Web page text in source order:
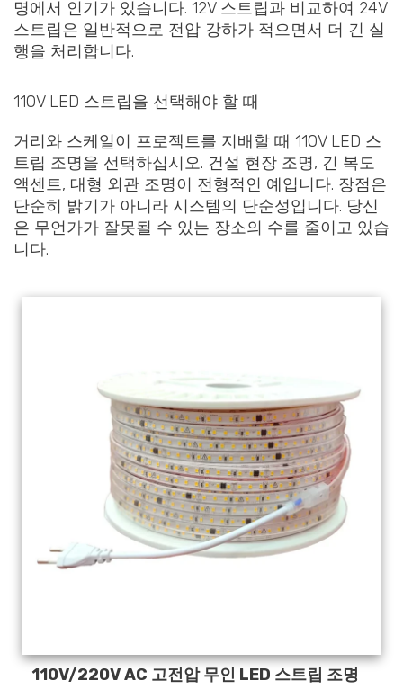
명에서 인기가 있습니다. 12V 스트립과 비교하여 24V
스트립은 일반적으로 전압 강하가 적으면서 더 긴 실
행을 처리합니다.
110V LED 스트립을 선택해야 할 때
거리와 스케일이 프로젝트를 지배할 때 110V LED 스
트립 조명을 선택하십시오. 건설 현장 조명, 긴 복도
액센트, 대형 외관 조명이 전형적인 예입니다. 장점은
단순히 밝기가 아니라 시스템의 단순성입니다. 당신
은 무언가가 잘못될 수 있는 장소의 수를 줄이고 있습
니다.
110V/220V AC 고전압 무인 LED 스트립 조명